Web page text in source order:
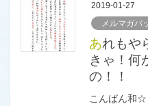
2019-01-27
メルマガバ
あれもやらなきゃ！これもやらな
きゃ！何
の！！
こんばん和